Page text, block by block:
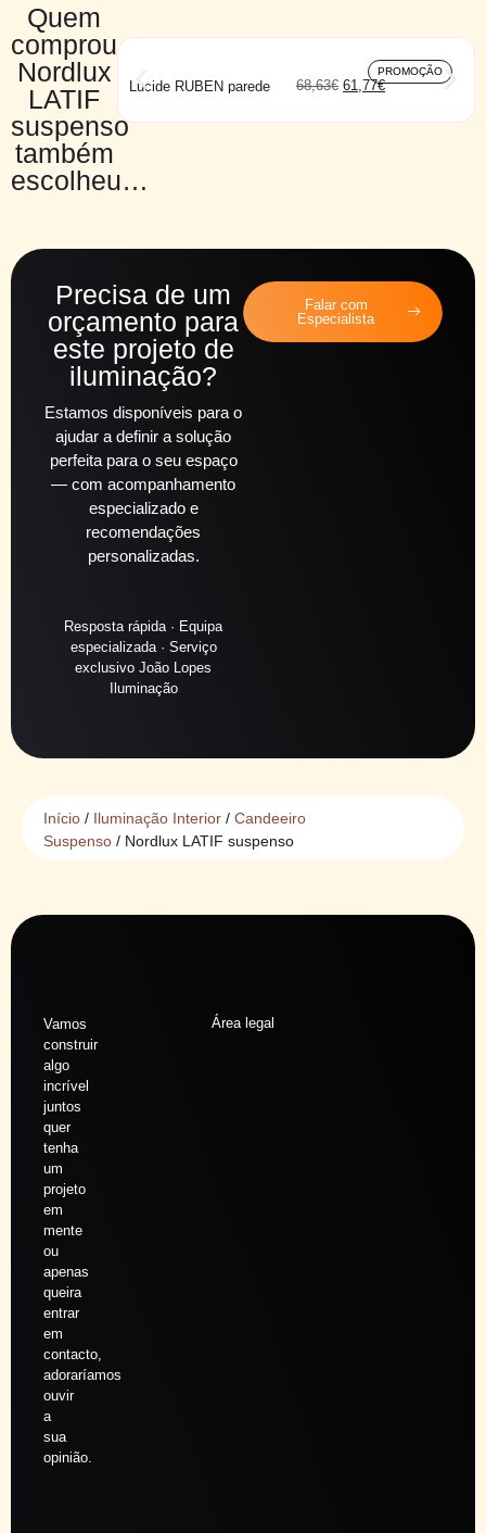
Quem
comprou
Nordlux
LATIF
suspenso
também
escolheu…
PROMOÇÃO
Lucide RUBEN parede 68,63€ 61,77€
Precisa de um
orçamento para
este projeto de
iluminação?
Estamos disponíveis para o
ajudar a definir a solução
perfeita para o seu espaço
— com acompanhamento
especializado e
recomendações
personalizadas.
Resposta rápida · Equipa
especializada · Serviço
exclusivo João Lopes
Iluminação
Falar com
Especialista
Início / Iluminação Interior / Candeeiro
Suspenso / Nordlux LATIF suspenso
Vamos
construir
algo
incrível
juntos
quer
tenha
um
projeto
em
mente
ou
apenas
queira
entrar
em
contacto,
adoraríamos
ouvir
a
sua
opinião.
Área legal